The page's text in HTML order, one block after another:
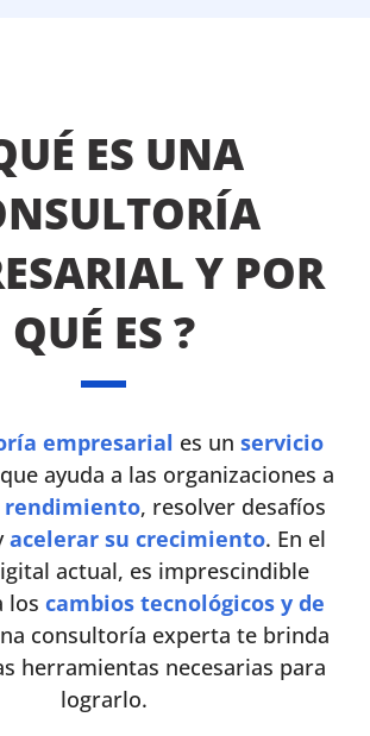
ES UNA
Y POR
QUÉ ES ?
empresarial es un servicio
que ayuda a las organizaciones a
rendimiento, resolver desafíos
acelerar su crecimiento. En el
actual, es imprescindible
los cambios tecnológicos y de
consultoría experta te brinda
herramientas necesarias para
lograrlo.